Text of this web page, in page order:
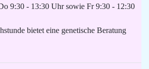
9:30 - 13:30 Uhr sowie Fr 9:30 - 12:30
bietet eine genetische Beratung